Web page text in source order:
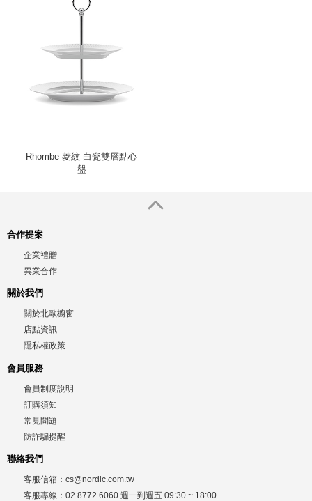
Rhombe 菱紋 白瓷雙層點心
盤
合作提案
企業禮贈
異業合作
關於我們
關於北歐櫥窗
店點資訊
隱私權政策
會員服務
會員制度說明
訂購須知
常見問題
防詐騙提醒
聯絡我們
客服信箱： cs@nordic.com.tw
客服專線： 02 8772 6060 週一到週五 09:30 ~ 18:00